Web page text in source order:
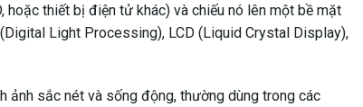
hoặc thiết bị điện tử khác) và chiếu nó lên một bề mặt
Light Processing), LCD (Liquid Crystal Display),
ảnh sắc nét và sống động, thường dùng trong các